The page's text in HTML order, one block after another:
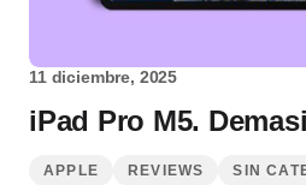
11 diciembre, 2025
iPad Pro M5.
APPLE REVIEWS SIN